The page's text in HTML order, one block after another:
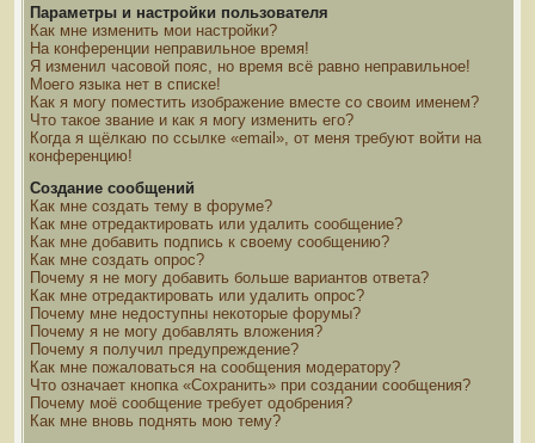
Параметры и настройки пользователя
Как мне изменить мои настройки?
На конференции неправильное время!
Я изменил часовой пояс, но время всё равно неправильное!
Моего языка нет в списке!
Как я могу поместить изображение вместе со своим именем?
Что такое звание и как я могу изменить его?
Когда я щёлкаю по ссылке «email», от меня требуют войти на
конференцию!
Создание сообщений
Как мне создать тему в форуме?
Как мне отредактировать или удалить сообщение?
Как мне добавить подпись к своему сообщению?
Как мне создать опрос?
Почему я не могу добавить больше вариантов ответа?
Как мне отредактировать или удалить опрос?
Почему мне недоступны некоторые форумы?
Почему я не могу добавлять вложения?
Почему я получил предупреждение?
Как мне пожаловаться на сообщения модератору?
Что означает кнопка «Сохранить» при создании сообщения?
Почему моё сообщение требует одобрения?
Как мне вновь поднять мою тему?